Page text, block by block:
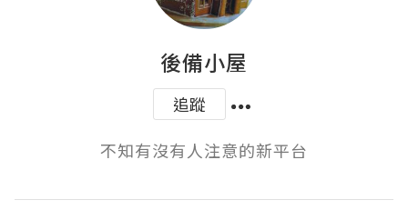
後備小屋
追蹤
不知有沒有人注意的新平台